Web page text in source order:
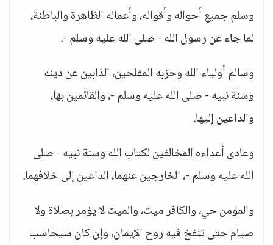
وسلم جميع أحواله وأقواله، وأعماله الظاهرة والباطنة،
لما جاء عن رسول الله - صلى الله عليه وسلم -.
وسالم أولياء الله وحزبه المفلحين، الذابين عن دينه
وسنة نبيه - صلى الله عليه وسلم -، والقائمين بها،
والداعين إليها.
وعادى أعداءه المخالفين لكتاب الله وسنة نبيه - صلى
الله عليه وسلم -، الخارجين عنهما، الداعين إلى خلافهما.
والمؤمن حي، والكافر ميت، والميت لا يؤمر بصلاة ولا
صيام حتى تنفخ فيه روح الإيمان، وإن كان سيحاسب